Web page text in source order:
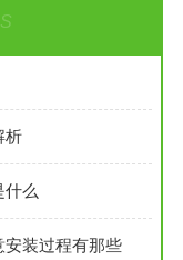
析
什么
安装过程有那些